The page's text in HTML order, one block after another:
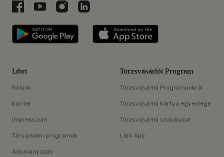
Libri a Facebookon
Libri a Youtube-on
Libri az Instagramon
Libri a LinkedInen
Libri applikáció Szerezd meg: Google
Libri
Rólunk
Karrier
Impresszum
Társadalmi programok
Adományozás
Törzsvásárlói Program
Törzsvásárlói Programunkról
Törzsvásárlói Kártya egyenlege
Törzsvásárlói szabályzat
Libri App